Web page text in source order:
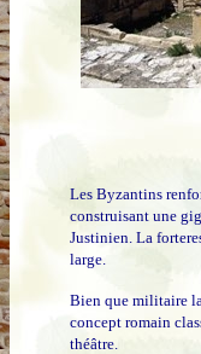
Les Byzantins
construisant une
Justinien. La
large.
Bien que militaire
concept romain
théâtre.